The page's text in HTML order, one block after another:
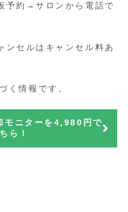
予約→サロンから電話で
ンセルはキャンセル料あ
く情報です。
モニターを4,980円で
ら！